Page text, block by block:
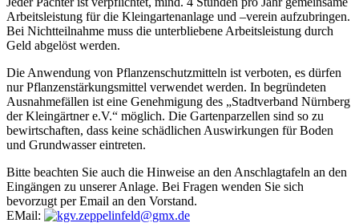
Arbeitsleistung für die Kleingartenanlage und –verein aufzubringen.
Bei Nichtteilnahme muss die unterbliebene Arbeitsleistung durch
Geld abgelöst werden.
Die Anwendung von Pflanzenschutzmitteln ist verboten, es dürfen
nur Pflanzenstärkungsmittel verwendet werden. In begründeten
Ausnahmefällen ist eine Genehmigung des „Stadtverband Nürnberg
der Kleingärtner e.V.“ möglich. Die Gartenparzellen sind so zu
bewirtschaften, dass keine schädlichen Auswirkungen für Boden
und Grundwasser eintreten.
Bitte beachten Sie auch die Hinweise an den Anschlagtafeln an den
Eingängen zu unserer Anlage. Bei Fragen wenden Sie sich
bevorzugt per Email an den Vorstand.
EMail: